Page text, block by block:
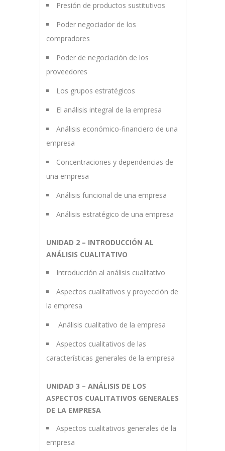
Presión de productos sustitutivos
Poder negociador de los
compradores
Poder de negociación de los
proveedores
Los grupos estratégicos
El análisis integral de la empresa
Análisis económico-financiero de una
empresa
Concentraciones y dependencias de
una empresa
Análisis funcional de una empresa
Análisis estratégico de una empresa
UNIDAD 2 – INTRODUCCIÓN AL
ANÁLISIS CUALITATIVO
Introducción al análisis cualitativo
Aspectos cualitativos y proyección de
la empresa
Análisis cualitativo de la empresa
Aspectos cualitativos de las
características generales de la empresa
UNIDAD 3 – ANÁLISIS DE LOS
ASPECTOS CUALITATIVOS GENERALES
DE LA EMPRESA
Aspectos cualitativos generales de la
empresa